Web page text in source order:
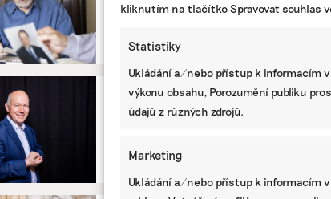
kliknutím na tlačítko Spravovat souhlas
Statistiky
Ukládání a/nebo přístup k informacím
výkonu obsahu, Porozumění publiku
údajů z různých zdrojů.
Marketing
Ukládání a/nebo přístup k informacím
Prezidentští kandidáti: Jaroslav
KLIMATICKÁ ZMĚNA
Hrad všechny, kdo k udržitelnosti